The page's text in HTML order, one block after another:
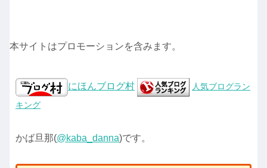
本サイトはプロモーションを含みます。
にほんブログ村
人気ブログラン
キング
かば旦那(@kaba_danna)です。